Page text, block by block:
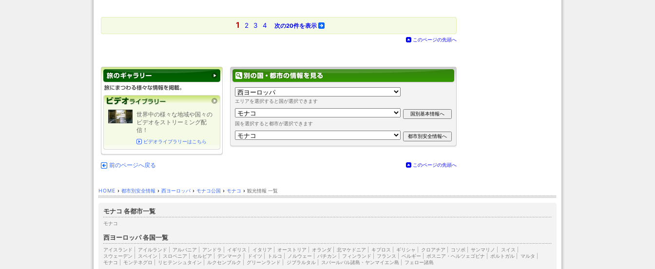
1 2 3 4 次の20件を表示
このページの先頭へ
エリアを選択すると国が選択できます
国を選択すると都市が選択できます
世界中の様々な地域や国々の
ビデオをストリーミング配
信！
ビデオライブラリーはこちら
前のページへ戻る このページの先頭へ
HOME › 都市別安全情報 › 西ヨーロッパ › モナコ公国 › モナコ › 観光情報 一覧
モナコ 各都市一覧
モナコ
西ヨーロッパ 各国一覧
アイスランド アイルランド アルバニア アンドラ イギリス イタリア オーストリア オランダ| 北マケドニア キプロス ギリシャ クロアチア コソボ サンマリノ スイス
スウェーデン
スペイン スロベニア セルビア デンマーク ドイツ トルコ ノルウェー バチカン フィンランド フランス ベルギー ボスニア・ヘルツェゴビナ ポルトガル マルタ
モナコ
モンテネグロ リヒテンシュタイン ルクセンブルク グリーンランド ジブラルタル| スバールバル諸島・ヤンマイエン島 フェロー諸島